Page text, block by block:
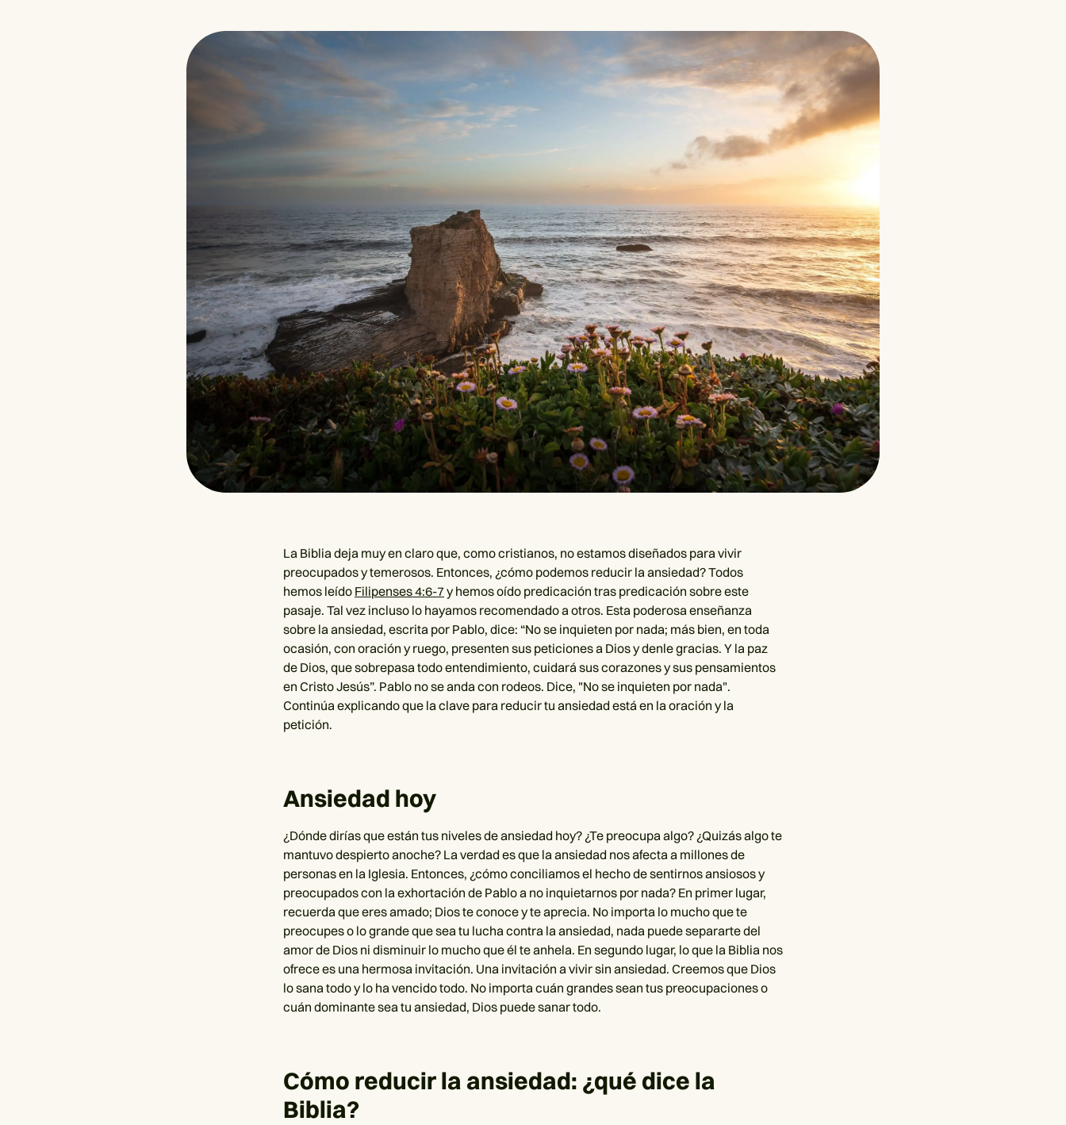
La Biblia deja muy en claro que, como cristianos, no estamos diseñados para vivir
preocupados y temerosos. Entonces, ¿cómo podemos reducir la ansiedad? Todos
hemos leído Filipenses 4:6-7y hemos oído predicación tras predicación sobre este
pasaje. Tal vez incluso lo hayamos recomendado a otros. Esta poderosa enseñanza
sobre la ansiedad, escrita por Pablo, dice: “No se inquieten por nada; más bien, en toda
ocasión, con oración y ruego, presenten sus peticiones a Dios y denle gracias. Y la paz
de Dios, que sobrepasa todo entendimiento, cuidará sus corazones y sus pensamientos
en Cristo Jesús”. Pablo no se anda con rodeos. Dice, "No se inquieten por nada".
Continúa explicando que la clave para reducir tu ansiedad está en la oración y la
petición.
Ansiedad hoy
¿Dónde dirías que están tus niveles de ansiedad hoy? ¿Te preocupa algo? ¿Quizás algo te
mantuvo despierto anoche? La verdad es que la ansiedad nos afecta a millones de
personas en la Iglesia. Entonces, ¿cómo conciliamos el hecho de sentirnos ansiosos y
preocupados con la exhortación de Pablo a no inquietarnos por nada? En primer lugar,
recuerda que eres amado; Dios te conoce y te aprecia. No importa lo mucho que te
preocupes o lo grande que sea tu lucha contra la ansiedad, nada puede separarte del
amor de Dios ni disminuir lo mucho que él te anhela. En segundo lugar, lo que la Biblia nos
ofrece es una hermosa invitación. Una invitación a vivir sin ansiedad. Creemos que Dios
lo sana todo y lo ha vencido todo. No importa cuán grandes sean tus preocupaciones o
cuán dominante sea tu ansiedad, Dios puede sanar todo.
Cómo reducir la ansiedad: ¿qué dice la
Biblia?